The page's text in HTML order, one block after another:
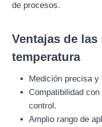
de procesos.
Ventajas de
temperatura
Medición precisa y
Compatibilidad
control.
Amplio rango de